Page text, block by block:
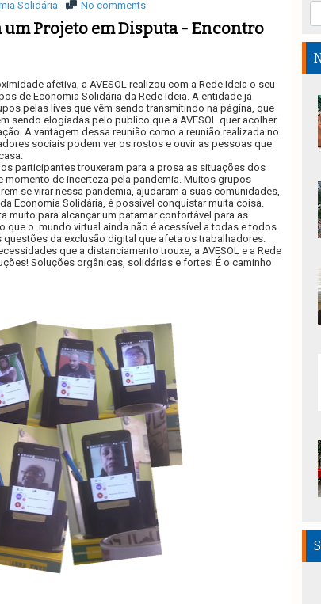
Solidária No comments
Projeto em Disputa - Encontro
afetiva, a AVESOL realizou com a Rede Ideia o seu
de Economia Solidária da Rede Ideia. A entidade já
pelas lives que vêm sendo transmitindo na página, que
sendo elogiadas pelo público que a AVESOL quer acolher
A vantagem dessa reunião como a reunião realizada no
sociais podem ver os rostos e ouvir as pessoas que
participantes trouxeram para a prosa as situações dos
momento de incerteza pela pandemia. Muitos grupos
se virar nessa pandemia, ajudaram a suas comunidades,
Economia Solidária, é possível conquistar muita coisa.
muito para alcançar um patamar confortável para as
que o mundo virtual ainda não é acessível a todas e todos.
da exclusão digital que afeta os trabalhadores.
que a distanciamento trouxe, a AVESOL e a Rede
Soluções orgânicas, solidárias e fortes! É o caminho